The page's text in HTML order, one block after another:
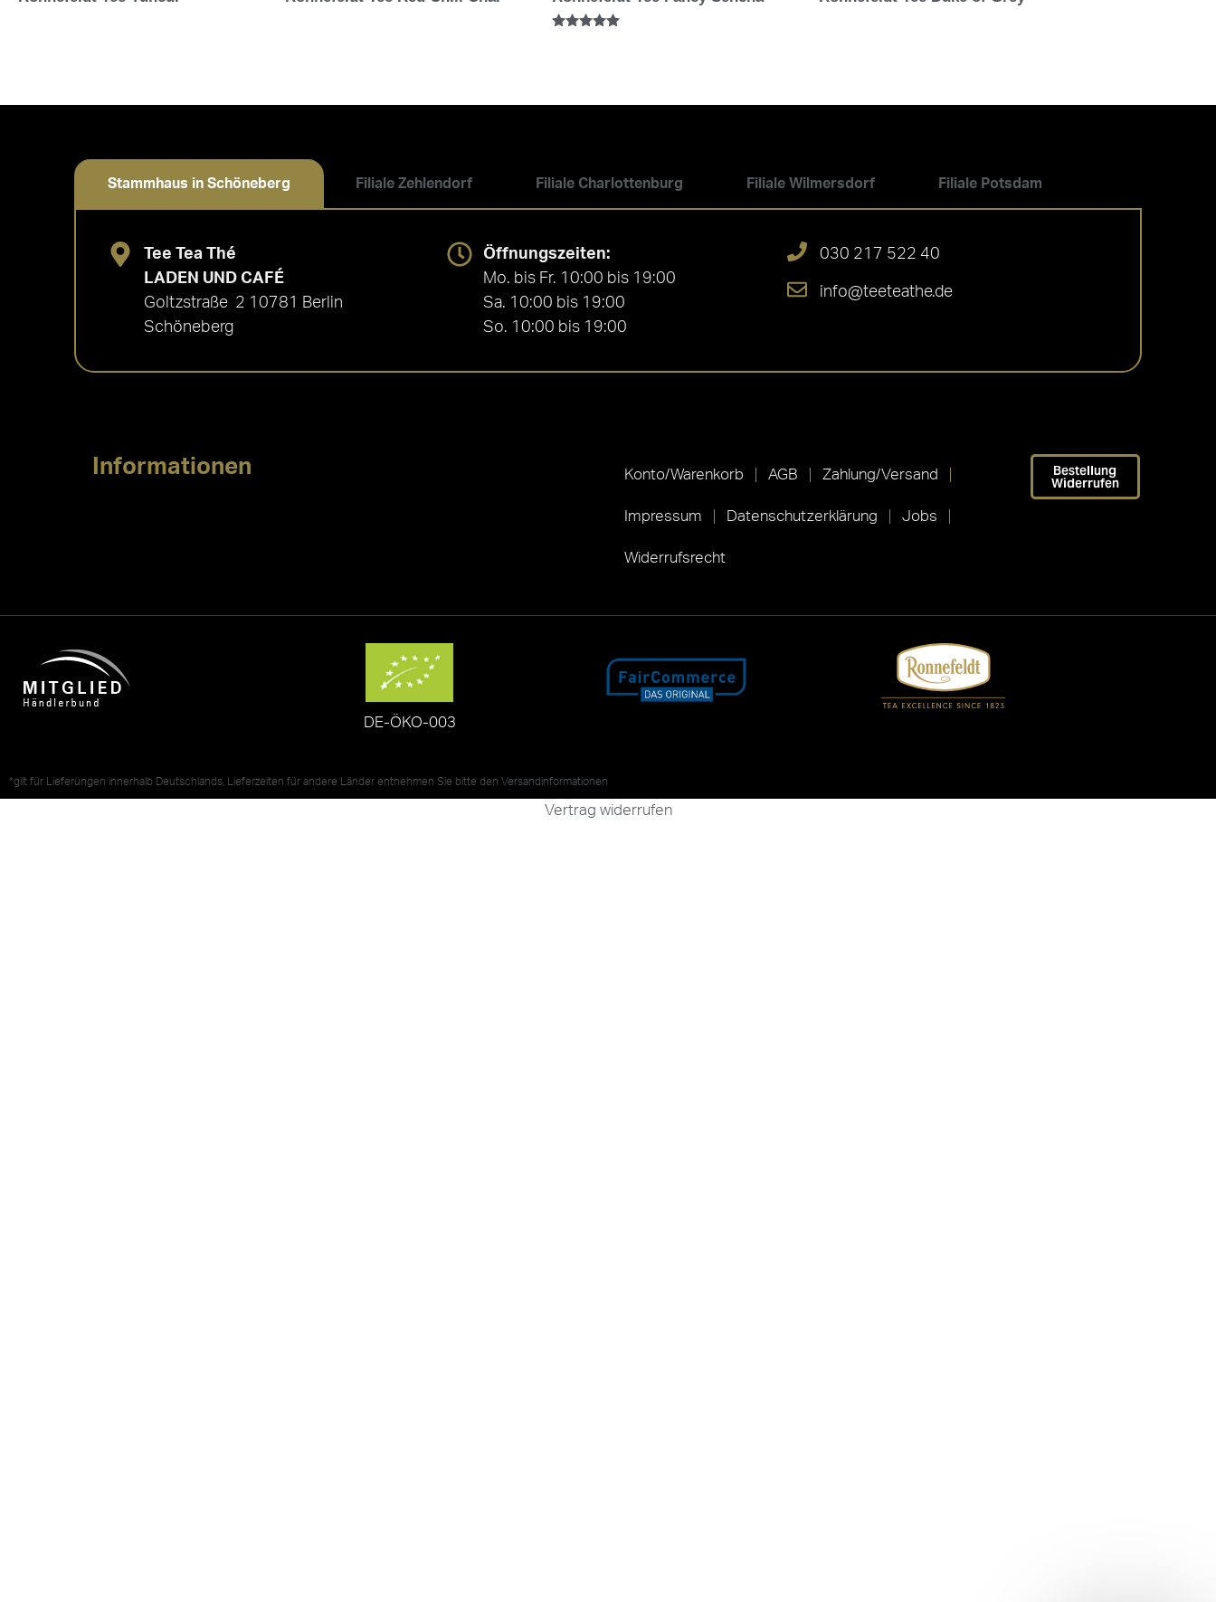
Stammhaus in Schöneberg Filiale Zehlendorf Filiale Charlottenburg Filiale Wilmersdorf Filiale Potsdam
Tee Tea Thé
LADEN UND CAFÉ
Goltzstraße 2 10781 Berlin
Schöneberg
Öffnungszeiten:
Mo. bis Fr. 10:00 bis 19:00
Sa. 10:00 bis 19:00
So. 10:00 bis 19:00
030 217 522 40
info@teeteathe.de
Informationen Konto/Warenkorb AGB Zahlung/Versand
Impressum Datenschutzerklärung Jobs
Widerrufsrecht
Bestellung
Widerrufen
DE-ÖKO-003
*gilt für Lieferungen innerhalb Deutschlands, Lieferzeiten für andere Länder entnehmen Sie bitte den Versandinformationen
Vertrag widerrufen